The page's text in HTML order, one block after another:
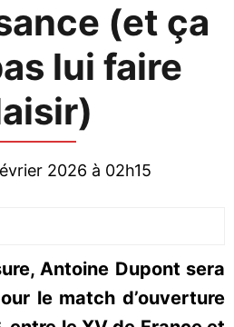
(et ça
lui faire
2026 à 02h15
Antoine Dupont sera
le match d’ouverture